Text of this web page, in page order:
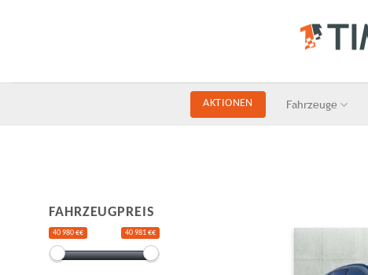
AKTIONEN Fahrzeuge
FAHRZEUGPREIS
40 980 €€ 40 981 €€